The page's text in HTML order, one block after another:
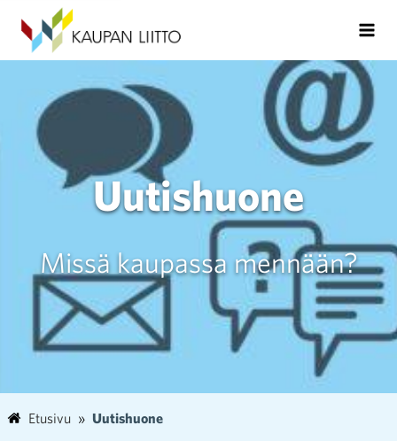
Uutishuone
Missä kaupassa mennään?
Etusivu Uutishuone